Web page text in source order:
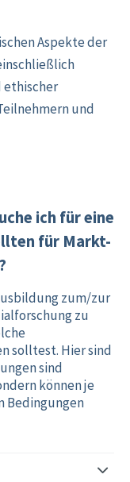
Aspekte der
ethischer
und
ich für eine
für Markt-
zum/zur
zu
solltest. Hier sind
sind
können je
Bedingungen